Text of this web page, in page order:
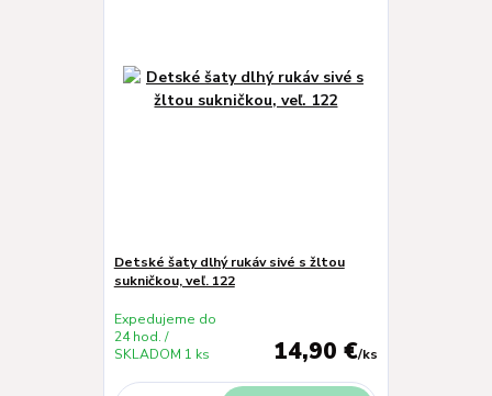
Detské šaty dlhý rukáv sivé s žltou
sukničkou, veľ. 122
14,90 €/ks
Expedujeme do
24 hod. /
SKLADOM 1 ks